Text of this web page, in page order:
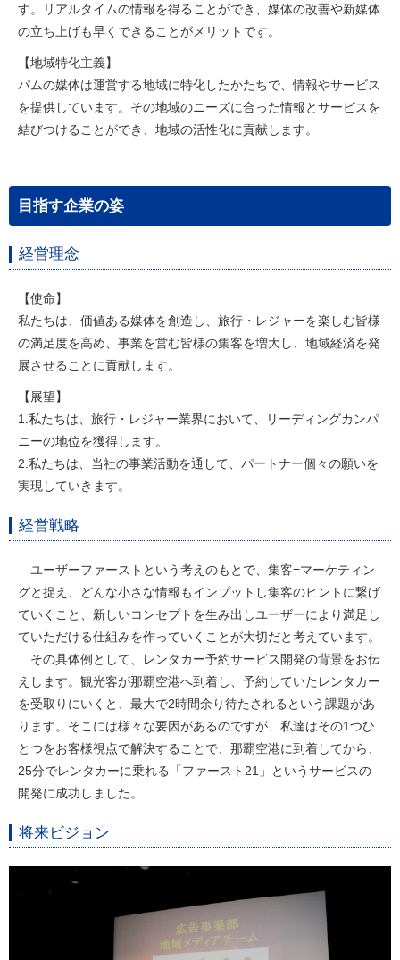
す。リアルタイムの情報を得ることができ、媒体の改善や新媒体
の立ち上げも早くできることがメリットです。
【地域特化主義】
パムの媒体は運営する地域に特化したかたちで、情報やサービス
を提供しています。その地域のニーズに合った情報とサービスを
結びつけることができ、地域の活性化に貢献します。
目指す企業の姿
経営理念
【使命】
私たちは、価値ある媒体を創造し、旅行・レジャーを楽しむ皆様
の満足度を高め、事業を営む皆様の集客を増大し、地域経済を発
展させることに貢献します。
【展望】
1.私たちは、旅行・レジャー業界において、リーディングカンパ
ニーの地位を獲得します。
2.私たちは、当社の事業活動を通して、パートナー個々の願いを
実現していきます。
経営戦略
ユーザーファーストという考えのもとで、集客=マーケティン
グと捉え、どんな小さな情報もインプットし集客のヒントに繋げ
ていくこと、新しいコンセプトを生み出しユーザーにより満足し
ていただける仕組みを作っていくことが大切だと考えています。
その具体例として、レンタカー予約サービス開発の背景をお伝
えします。観光客が那覇空港へ到着し、予約していたレンタカー
を受取りにいくと、最大で2時間余り待たされるという課題があ
ります。そこには様々な要因があるのですが、私達はその1つひ
とつをお客様視点で解決することで、那覇空港に到着してから、
25分でレンタカーに乗れる「ファースト21」というサービスの
開発に成功しました。
将来ビジョン